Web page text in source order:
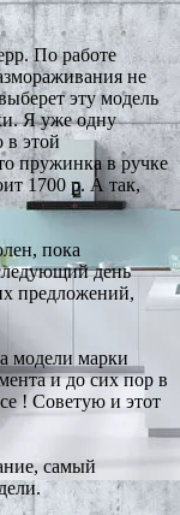
По работе
не
эту модель
Я уже одну
в этой
пружинка в ручке
1700 р. А так,
пока
день
предложений,
модели марки
и до сих пор в
! Советую и этот
самый